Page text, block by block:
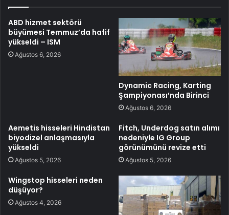
ABD hizmet sektörü
büyümesi Temmuz’da hafif
yükseldi – ISM
Ağustos 6, 2026
Dynamic Racing, Karting
Şampiyonası’nda Birinci
Ağustos 6, 2026
Aemetis hisseleri Hindistan
biyodizel anlaşmasıyla
yükseldi
Ağustos 5, 2026
Fitch, Underdog satın alımı
nedeniyle IG Group
görünümünü revize etti
Ağustos 5, 2026
Wingstop hisseleri neden
düşüyor?
Ağustos 4, 2026